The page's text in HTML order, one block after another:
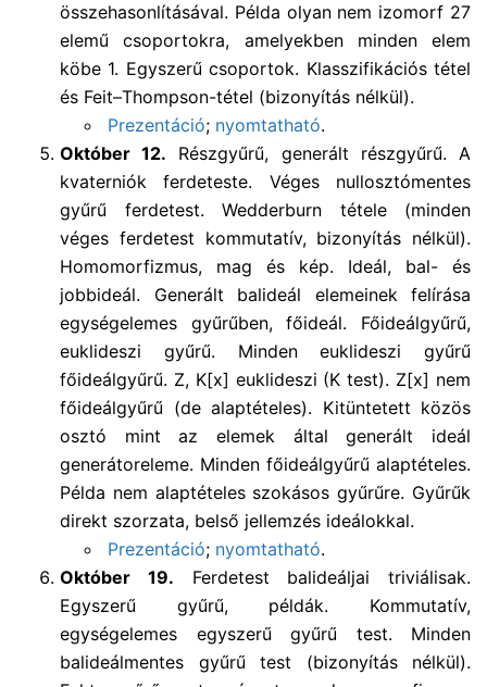
összehasonlításával. Példa olyan nem izomorf 27
elemű csoportokra, amelyekben minden elem
köbe 1. Egyszerű csoportok. Klasszifikációs tétel
és Feit–Thompson-tétel (bizonyítás nélkül).
Prezentáció; nyomtatható.
Október 12. Részgyűrű, generált részgyűrű. A
kvaterniók ferdeteste. Véges nullosztómentes
gyűrű ferdetest. Wedderburn tétele (minden
véges ferdetest kommutatív, bizonyítás nélkül).
Homomorfizmus, mag és kép. Ideál, bal- és
jobbideál. Generált balideál elemeinek felírása
egységelemes gyűrűben, főideál. Főideálgyűrű,
euklideszi gyűrű. Minden euklideszi gyűrű
főideálgyűrű. Z, K[x] euklideszi (K test). Z[x] nem
főideálgyűrű (de alaptételes). Kitüntetett közös
osztó mint az elemek által generált ideál
generátoreleme. Minden főideálgyűrű alaptételes.
Példa nem alaptételes szokásos gyűrűre. Gyűrűk
direkt szorzata, belső jellemzés ideálokkal.
Prezentáció; nyomtatható.
Október 19. Ferdetest balideáljai triviálisak.
Egyszerű gyűrű, példák. Kommutatív,
egységelemes egyszerű gyűrű test. Minden
balideálmentes gyűrű test (bizonyítás nélkül).